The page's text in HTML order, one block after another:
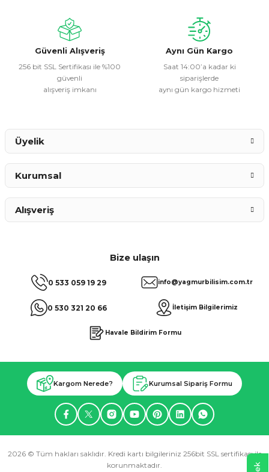
Ürün fiyatı diğer sitelerden daha pahalı.
Bu ürüne benzer farklı alternatifler olmalı.
Güvenli Alışveriş
256 bit SSL Sertifikası ile %100
güvenli
alışveriş imkanı
Aynı Gün Kargo
Saat 14:00’a kadar ki
siparişlerde
aynı gün kargo hizmeti
Bize ulaşın
0 533 059 19 29
0 530 321 20 66
info@yagmurbilisim.com.tr
İletişim Bilgilerimiz
Havale Bildirim Formu
Üyelik
Kurumsal
Alışveriş
Kargom Nerede? Kurumsal Sipariş Formu
2026 © Tüm hakları saklıdır. Kredi kartı bilgileriniz 256bit SSL sertifikası ile
korunmaktadır.